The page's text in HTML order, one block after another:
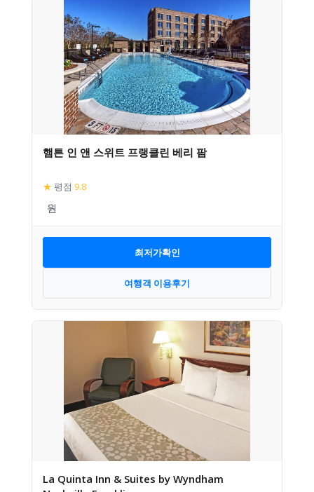
햄튼 인 앤 스위트 프랭클린 베리 팜
★ 평점 9.8
최저가확인
여행객 이용후기
La Quinta Inn & Suites by Wyndham